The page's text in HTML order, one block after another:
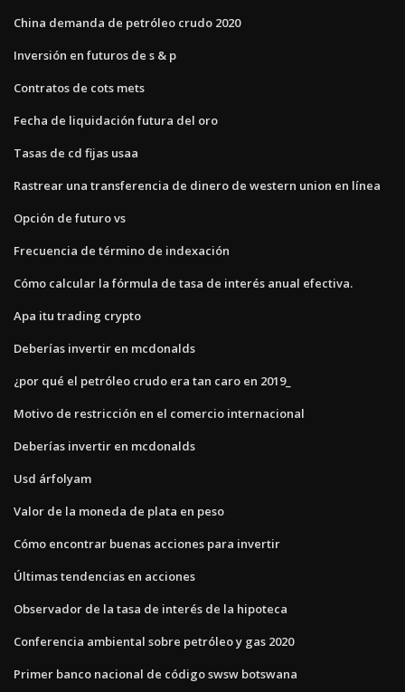
China demanda de petróleo crudo 2020
Inversión en futuros de s & p
Contratos de cots mets
Fecha de liquidación futura del oro
Tasas de cd fijas usaa
Rastrear una transferencia de dinero de western union en línea
Opción de futuro vs
Frecuencia de término de indexación
Cómo calcular la fórmula de tasa de interés anual efectiva.
Apa itu trading crypto
Deberías invertir en mcdonalds
¿por qué el petróleo crudo era tan caro en 2019_
Motivo de restricción en el comercio internacional
Deberías invertir en mcdonalds
Usd árfolyam
Valor de la moneda de plata en peso
Cómo encontrar buenas acciones para invertir
Últimas tendencias en acciones
Observador de la tasa de interés de la hipoteca
Conferencia ambiental sobre petróleo y gas 2020
Primer banco nacional de código swsw botswana